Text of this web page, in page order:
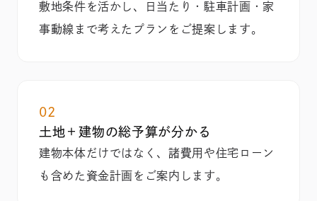
敷地条件を活かし、日当たり・駐車計画・家
事動線まで考えたプランをご提案します。
02
土地＋建物の総予算が分かる
建物本体だけではなく、諸費用や住宅ローン
も含めた資金計画をご案内します。